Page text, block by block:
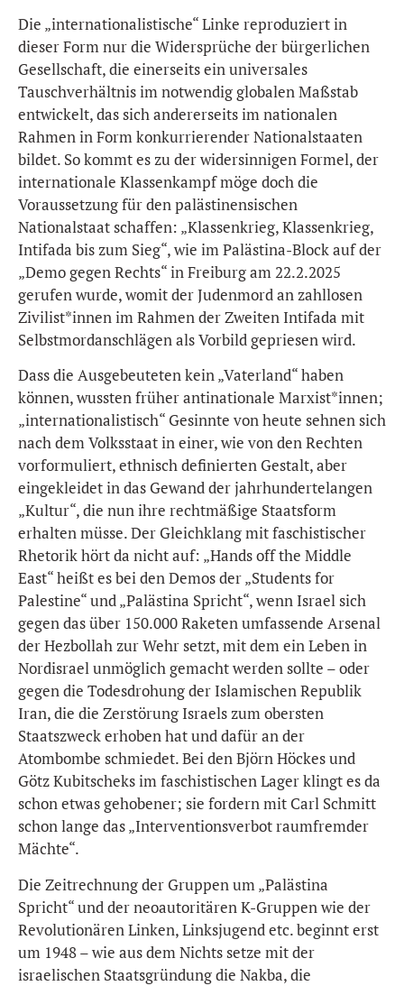
Die „internationalistische“ Linke reproduziert in
dieser Form nur die Widersprüche der bürgerlichen
Gesellschaft, die einerseits ein universales
Tauschverhältnis im notwendig globalen Maßstab
entwickelt, das sich andererseits im nationalen
Rahmen in Form konkurrierender Nationalstaaten
bildet. So kommt es zu der widersinnigen Formel, der
internationale Klassenkampf möge doch die
Voraussetzung für den palästinensischen
Nationalstaat schaffen: „Klassenkrieg, Klassenkrieg,
Intifada bis zum Sieg“, wie im Palästina-Block auf der
„Demo gegen Rechts“ in Freiburg am 22.2.2025
gerufen wurde, womit der Judenmord an zahllosen
Zivilist*innen im Rahmen der Zweiten Intifada mit
Selbstmordanschlägen als Vorbild gepriesen wird.
Dass die Ausgebeuteten kein „Vaterland“ haben
können, wussten früher antinationale Marxist*innen;
„internationalistisch“ Gesinnte von heute sehnen sich
nach dem Volksstaat in einer, wie von den Rechten
vorformuliert, ethnisch definierten Gestalt, aber
eingekleidet in das Gewand der jahrhundertelangen
„Kultur“, die nun ihre rechtmäßige Staatsform
erhalten müsse. Der Gleichklang mit faschistischer
Rhetorik hört da nicht auf: „Hands off the Middle
East“ heißt es bei den Demos der „Students for
Palestine“ und „Palästina Spricht“, wenn Israel sich
gegen das über 150.000 Raketen umfassende Arsenal
der Hezbollah zur Wehr setzt, mit dem ein Leben in
Nordisrael unmöglich gemacht werden sollte – oder
gegen die Todesdrohung der Islamischen Republik
Iran, die die Zerstörung Israels zum obersten
Staatszweck erhoben hat und dafür an der
Atombombe schmiedet. Bei den Björn Höckes und
Götz Kubitscheks im faschistischen Lager klingt es da
schon etwas gehobener; sie fordern mit Carl Schmitt
schon lange das „Interventionsverbot raumfremder
Mächte“.
Die Zeitrechnung der Gruppen um „Palästina
Spricht“ und der neoautoritären K-Gruppen wie der
Revolutionären Linken, Linksjugend etc. beginnt erst
um 1948 – wie aus dem Nichts setze mit der
israelischen Staatsgründung die Nakba, die